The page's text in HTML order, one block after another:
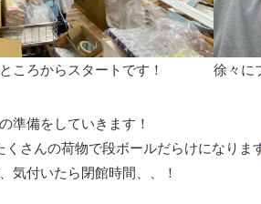
ころからスタートです！ 徐々に
準備をしていきます！
さんの荷物で段ボールだらけになりま
気付いたら閉館時間、、！